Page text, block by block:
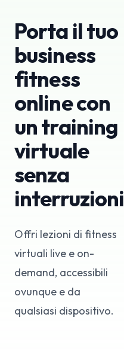
Porta il tuo
business
fitness
online con
un training
virtuale
senza
interruzioni
Offri lezioni di fitness
virtuali live e on-
demand, accessibili
ovunque e da
qualsiasi dispositivo.